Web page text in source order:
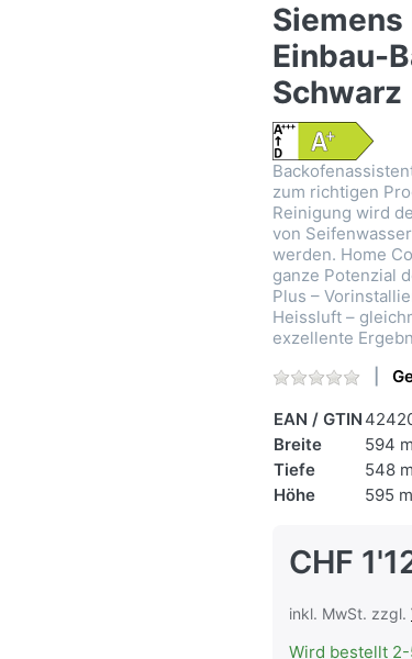
Siemens
Einbau-
Schwarz
zum richtigen
Reinigung wird
von
werden. Home
ganze Potenzial
Plus –
Heissluft –
exzellente
EAN / GTIN
Breite
594
Tiefe
548
Höhe
595
CHF
inkl. MwSt. zzgl.
Wird bestellt